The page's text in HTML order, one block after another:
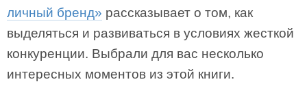
личный бренд» рассказывает о том, как
выделяться и развиваться в условиях жесткой
конкуренции. Выбрали для вас несколько
интересных моментов из этой книги.